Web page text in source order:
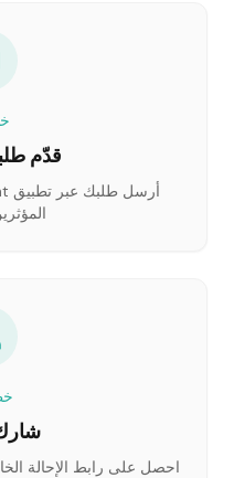
قدّم
احصل على رابط الإحالة